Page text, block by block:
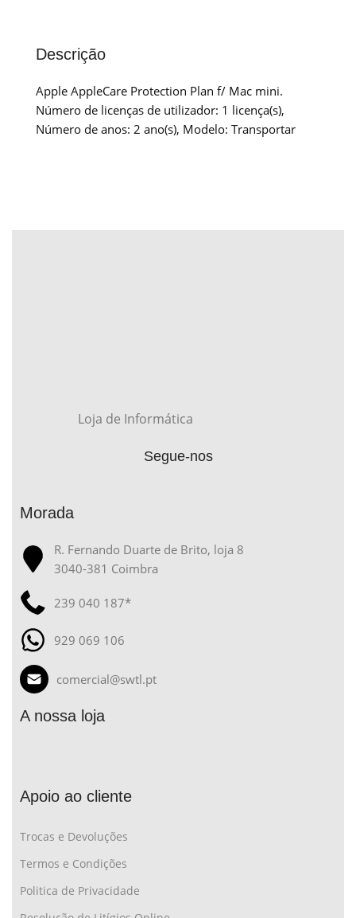
Descrição
Apple AppleCare Protection Plan f/ Mac mini.
Número de licenças de utilizador: 1 licença(s),
Número de anos: 2 ano(s), Modelo: Transportar
Loja de Informática
Segue-nos
Morada
R. Fernando Duarte de Brito, loja 8
3040-381 Coimbra
239 040 187*
929 069 106
comercial@swtl.pt
A nossa loja
Apoio ao cliente
Trocas e Devoluções
Termos e Condições
Politica de Privacidade